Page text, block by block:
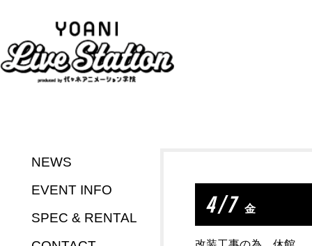
NEWS
EVENT INFO
SPEC & RENTAL
4 / 7 金